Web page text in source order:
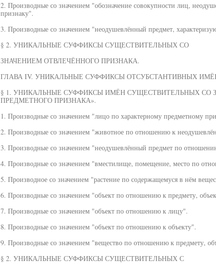
2. Производные со значением "обозначение совокупности лиц,
признаку".
3. Производные со значением "неодушевлённый предмет,
§ 2. УНИКАЛЬНЫЕ СУФФИКСЫ СУЩЕСТВИТЕЛЬНЫХ СО
ЗНАЧЕНИЕМ ОТВЛЕЧЁННОГО ПРИЗНАКА.
ГЛАВА IV. УНИКАЛЬНЫЕ СУФФИКСЫ ОТСУБСТАНТИВНЫХ
§ 1. УНИКАЛЬНЫЕ СУФФИКСЫ ИМЁН СУЩЕСТВИТЕЛЬНЫХ СО
ПРЕДМЕТНОГО ПРИЗНАКА».
1. Производные со значением "лицо по характерному предметному
2. Производные со значением "животное по отношению к
3. Производные со значением "неодушевлённый предмет по
4. Производные со значением "вместилище, помещение, место по
5. Производное со значением "растение по содержащемуся в нём
6. Производные со значением "объект по отношению к предмету,
7. Производные со значением "объект по отношению к лицу".
8. Производные со значением "объект по отношению к объекту".
9. Производные со значением "вещество по отношению к предмету,
§ 2. УНИКАЛЬНЫЕ СУФФИКСЫ СУЩЕСТВИТЕЛЬНЫХ С